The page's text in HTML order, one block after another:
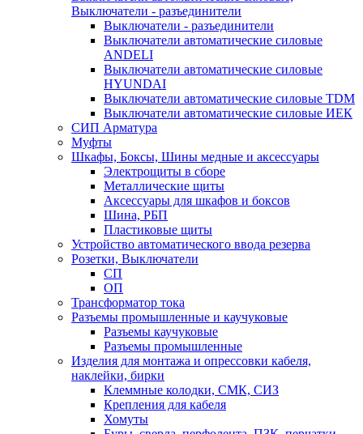
Выключатели - разъединители
Выключатели - разъединители
Выключатели автоматические силовые
ANDELI
Выключатели автоматические силовые
HYUNDAI
Выключатели автоматические силовые TDM
Выключатели автоматические силовые ИЕК
СИП Арматура
Муфты
Шкафы, Боксы, Шины медные и аксессуары
Электрощиты в сборе
Металлические щиты
Аксессуары для шкафов и боксов
Шина, РБП
Пластиковые щиты
Устройство автоматического ввода резерва
Розетки, Выключатели
СП
ОП
Трансформатор тока
Разъемы промышленные и каучуковые
Разъемы каучуковые
Разъемы промышленные
Изделия для монтажа и опрессовки кабеля,
наклейки, бирки
Клеммные колодки, СМК, СИЗ
Крепления для кабеля
Хомуты